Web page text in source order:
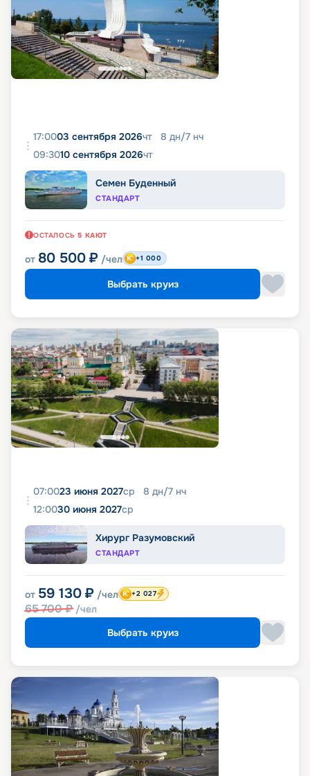
17:0003 сентября 2026чт 8 дн/7 нч
09:3010 сентября 2026чт
Семен Буденный
СТАНДАРТ
ОСТАЛОСЬ 5 КАЮТ
от 80 500 ₽ /чел +1 000
Выбрать круиз
07:0023 июня 2027ср 8 дн/7 нч
12:0030 июня 2027ср
Хирург Разумовский
СТАНДАРТ
от 59 130 ₽ /чел
65 700₽ /чел
+2 027
Выбрать круиз